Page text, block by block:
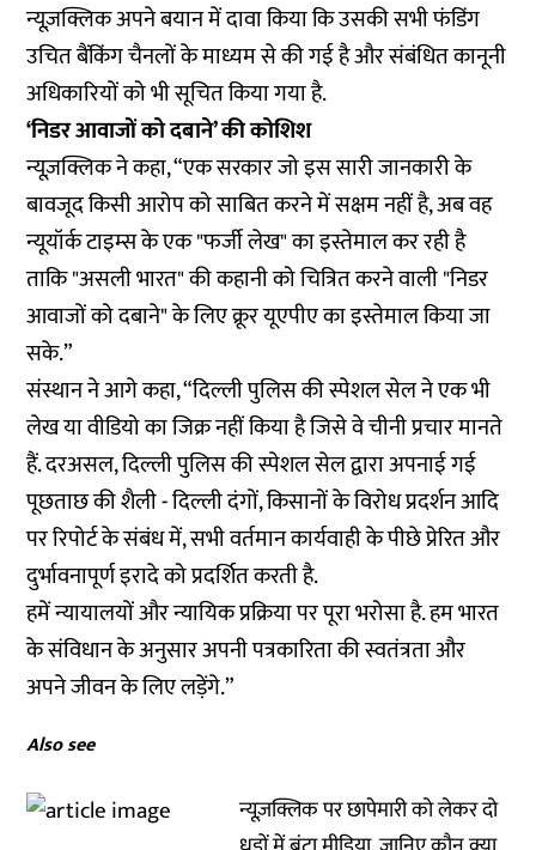
न्यूज़क्लिक अपने बयान में दावा किया कि उसकी सभी फंडिंग
उचित बैंकिंग चैनलों के माध्यम से की गई है और संबंधित कानूनी
अधिकारियों को भी सूचित किया गया है.
‘निडर आवाजों को दबाने’ की कोशिश
न्यूज़क्लिक ने कहा, “एक सरकार जो इस सारी जानकारी के
बावजूद किसी आरोप को साबित करने में सक्षम नहीं है, अब वह
न्यूयॉर्क टाइम्स के एक "फर्जी लेख" का इस्तेमाल कर रही है
ताकि "असली भारत" की कहानी को चित्रित करने वाली "निडर
आवाजों को दबाने" के लिए क्रूर यूएपीए का इस्तेमाल किया जा
सके.”
संस्थान ने आगे कहा, “दिल्ली पुलिस की स्पेशल सेल ने एक भी
लेख या वीडियो का जिक्र नहीं किया है जिसे वे चीनी प्रचार मानते
हैं. दरअसल, दिल्ली पुलिस की स्पेशल सेल द्वारा अपनाई गई
पूछताछ की शैली - दिल्ली दंगों, किसानों के विरोध प्रदर्शन आदि
पर रिपोर्ट के संबंध में, सभी वर्तमान कार्यवाही के पीछे प्रेरित और
दुर्भावनापूर्ण इरादे को प्रदर्शित करती है.
हमें न्यायालयों और न्यायिक प्रक्रिया पर पूरा भरोसा है. हम भारत
के संविधान के अनुसार अपनी पत्रकारिता की स्वतंत्रता और
अपने जीवन के लिए लड़ेंगे.”
Also see
न्यूज़क्लिक पर छापेमारी को लेकर दो